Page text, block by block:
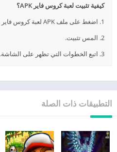
كيفية تثبيت لعبة كروس فاير APK؟
1. اضغط على ملف APK لعبة كروس فاير الذي تم تنزيله.
2. المس تثبيت.
3. اتبع الخطوات التي تظهر على الشاشة.
التطبيقات ذات الصلة